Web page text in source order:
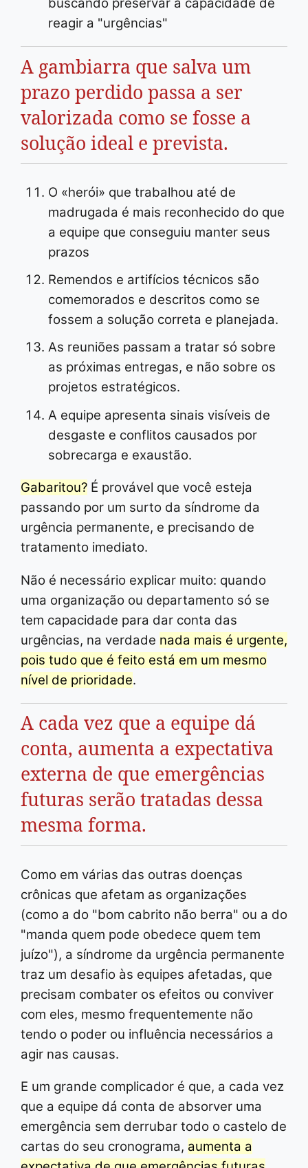
buscando preservar a capacidade de
reagir a "urgências"
A gambiarra que salva um
prazo perdido passa a ser
valorizada como se fosse a
solução ideal e prevista.
O «herói» que trabalhou até de
madrugada é mais reconhecido do que
a equipe que conseguiu manter seus
prazos
Remendos e artifícios técnicos são
comemorados e descritos como se
fossem a solução correta e planejada.
As reuniões passam a tratar só sobre
as próximas entregas, e não sobre os
projetos estratégicos.
A equipe apresenta sinais visíveis de
desgaste e conflitos causados por
sobrecarga e exaustão.
Gabaritou?É provável que você esteja
passando por um surto da síndrome da
urgência permanente, e precisando de
tratamento imediato.
Não é necessário explicar muito: quando
uma organização ou departamento só se
tem capacidade para dar conta das
urgências, na verdade nada mais é urgente,
pois tudo que é feito está em um mesmo
nível de prioridade.
A cada vez que a equipe dá
conta, aumenta a expectativa
externa de que emergências
futuras serão tratadas dessa
mesma forma.
Como em várias das outras doenças
crônicas que afetam as organizações
(como a do "bom cabrito não berra" ou a do
"manda quem pode obedece quem tem
juízo"), a síndrome da urgência permanente
traz um desafio às equipes afetadas, que
precisam combater os efeitos ou conviver
com eles, mesmo frequentemente não
tendo o poder ou influência necessários a
agir nas causas.
E um grande complicador é que, a cada vez
que a equipe dá conta de absorver uma
emergência sem derrubar todo o castelo de
cartas do seu cronograma, aumenta a